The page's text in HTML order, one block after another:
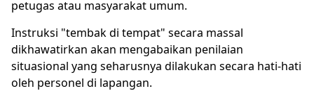
petugas atau masyarakat umum.
Instruksi "tembak di tempat" secara massal
dikhawatirkan akan mengabaikan penilaian
situasional yang seharusnya dilakukan secara hati-hati
oleh personel di lapangan.